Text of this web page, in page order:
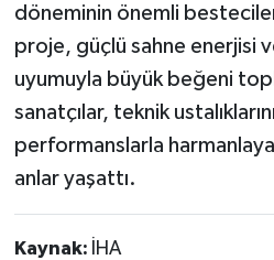
döneminin önemli
proje, güçlü sahne enerjisi
uyumuyla büyük beğeni
sanatçılar, teknik
performanslarla
anlar yaşattı.
Kaynak: İHA